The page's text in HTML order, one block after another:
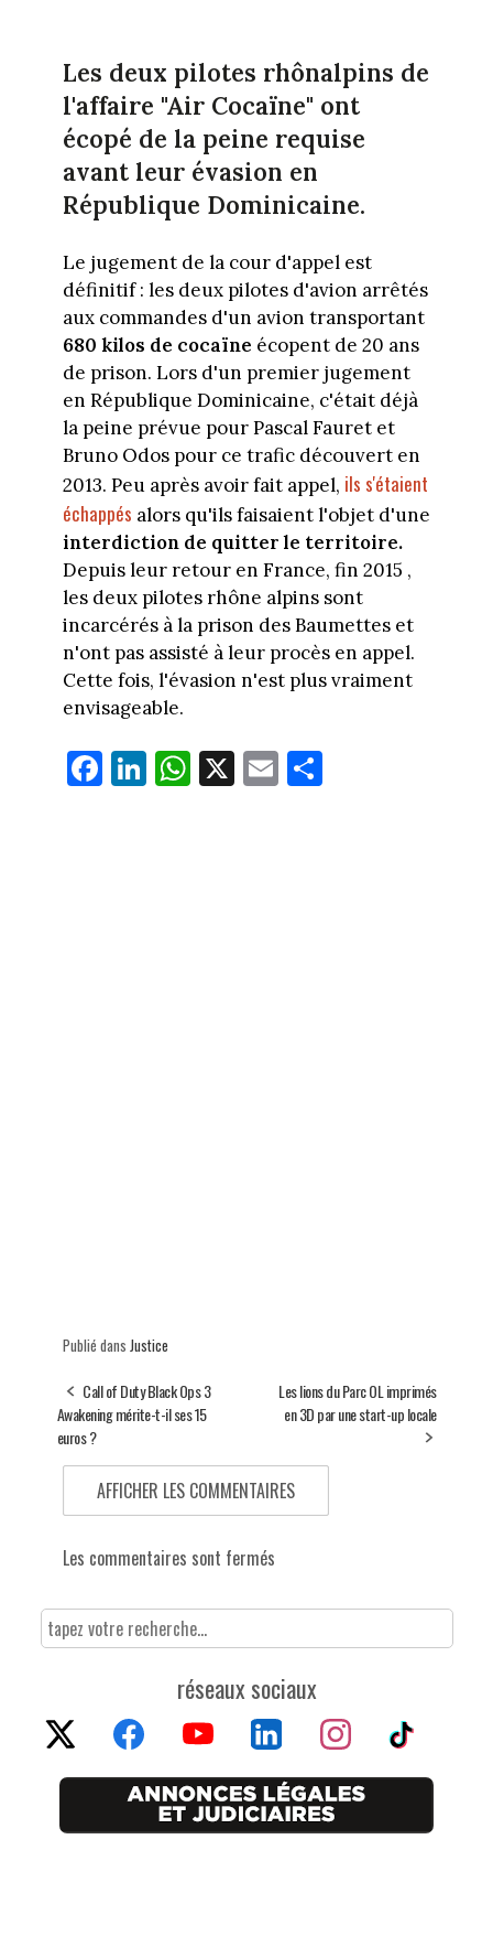
Les deux pilotes rhônalpins de
l'affaire "Air Cocaïne" ont
écopé de la peine requise
avant leur évasion en
République Dominicaine.
Le jugement de la cour d'appel est
définitif : les deux pilotes d'avion arrêtés
aux commandes d'un avion transportant
680 kilos de cocaïne écopent de 20 ans
de prison. Lors d'un premier jugement
en République Dominicaine, c'était déjà
la peine prévue pour Pascal Fauret et
Bruno Odos pour ce trafic découvert en
2013. Peu après avoir fait appel, ils s'étaient
échappés alors qu'ils faisaient l'objet d'une
interdiction de quitter le territoire.
Depuis leur retour en France, fin 2015 ,
les deux pilotes rhône alpins sont
incarcérés à la prison des Baumettes et
n'ont pas assisté à leur procès en appel.
Cette fois, l'évasion n'est plus vraiment
envisageable.
Fa
ce
Li
nk
W
ha
X E
m
Pa
Publié dans Justice
Call of Duty Black Ops 3
Awakening mérite-t-il ses 15
euros ?
Les lions du Parc OL imprimés
en 3D par une start-up locale
AFFICHER LES COMMENTAIRES
Les commentaires sont fermés
réseaux sociaux